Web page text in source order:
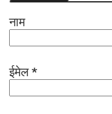
नाम
ईमेल*